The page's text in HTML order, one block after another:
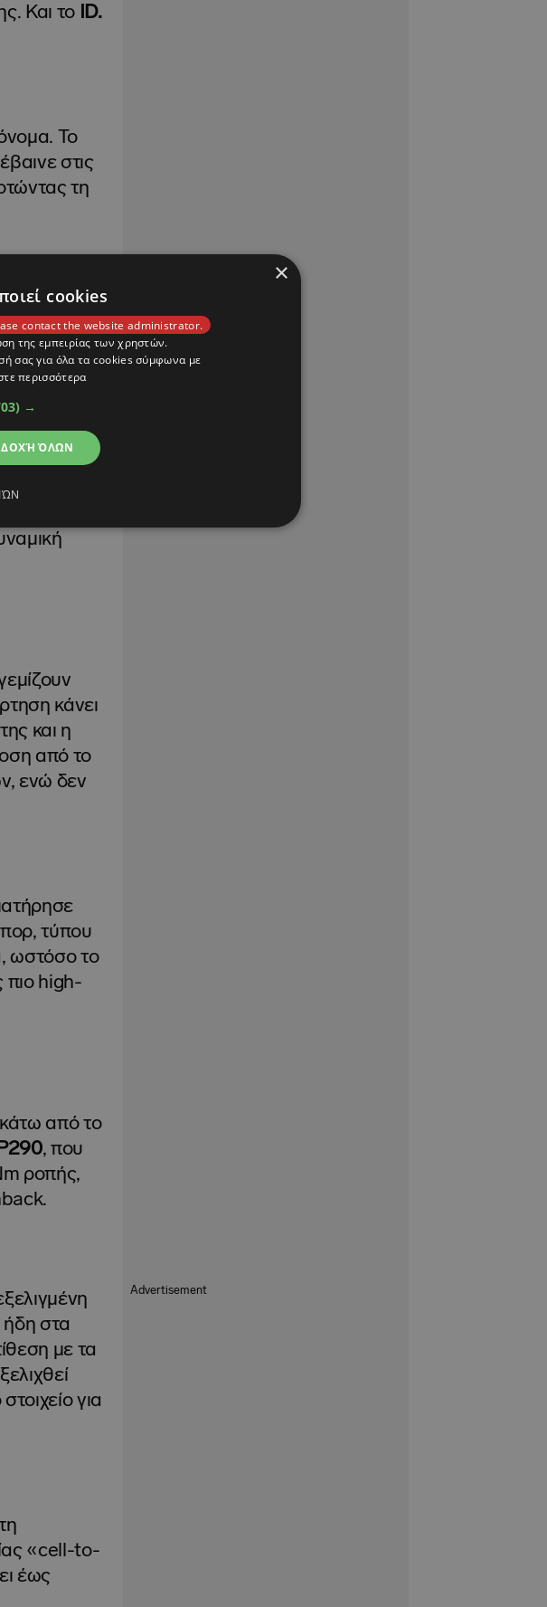
Και το ID.
Το
στις
τη
ώστε το
ένα
επιθετική
εμπρός
κάνει
και η
από το
ενώ δεν
τύπου
ωστόσο το
πιο high-
κάτω από το
, που
ροπής,
ήδη στα
με τα
για
«cell-to-
έως
×
cookies
contact the website administrator.
της εμπειρίας των χρηστών.
σας για όλα τα cookies σύμφωνα με
περισσότερα
→
ΌΛΩΝ